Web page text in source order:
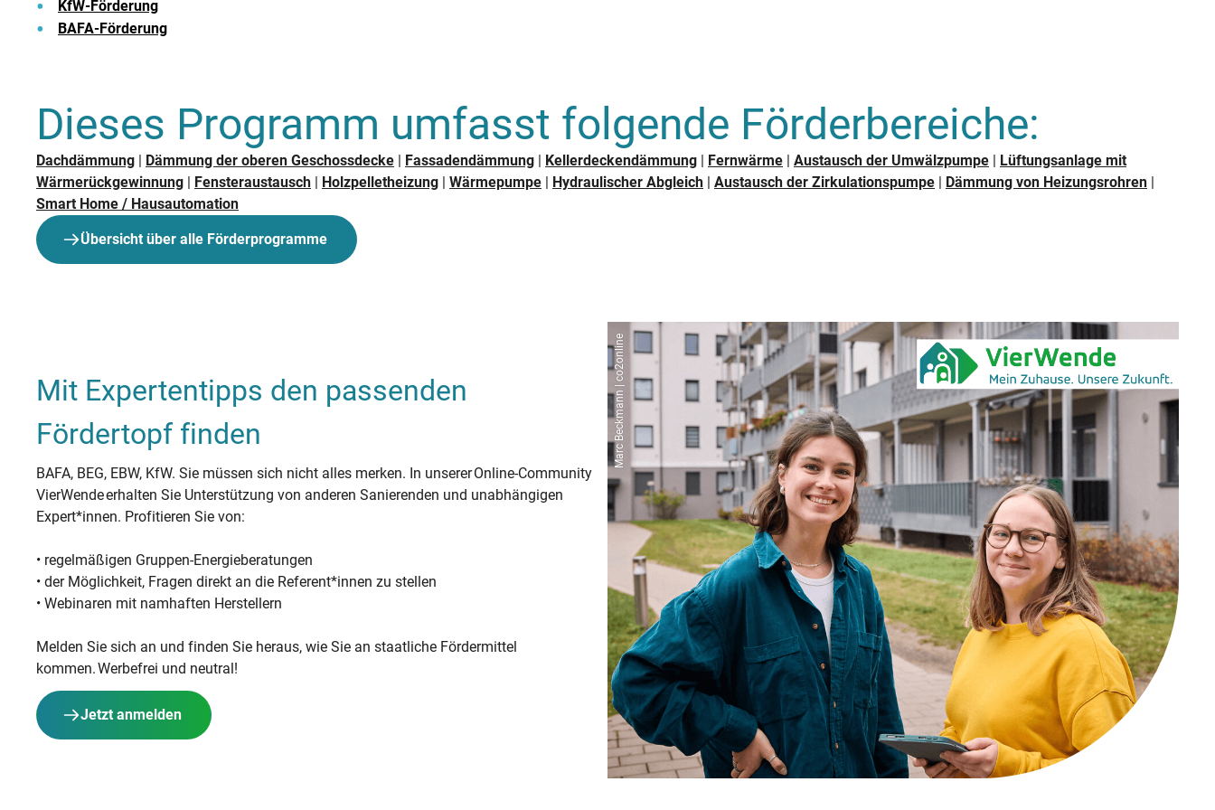
KfW-Förderung
BAFA-Förderung
Dieses Programm umfasst folgende Förderbereiche:
Dachdämmung | Dämmung der oberen Geschossdecke | Fassadendämmung | Kellerdeckendämmung | Fernwärme | Austausch der Umwälzpumpe | Lüftungsanlage mit
Wärmerückgewinnung | Fensteraustausch | Holzpelletheizung | Wärmepumpe | Hydraulischer Abgleich | Austausch der Zirkulationspumpe | Dämmung von Heizungsrohren |
Smart Home / Hausautomation
Übersicht über alle Förderprogramme
Marc Beckmann | co2online
Mit Expertentipps den passenden
Fördertopf finden
BAFA, BEG, EBW, KfW. Sie müssen sich nicht alles merken. In unserer Online-Community
VierWende erhalten Sie Unterstützung von anderen Sanierenden und unabhängigen
Expert*innen. Profitieren Sie von:
• regelmäßigen Gruppen-Energieberatungen
• der Möglichkeit, Fragen direkt an die Referent*innen zu stellen
• Webinaren mit namhaften Herstellern
Melden Sie sich an und finden Sie heraus, wie Sie an staatliche Fördermittel
kommen. Werbefrei und neutral!
Jetzt anmelden